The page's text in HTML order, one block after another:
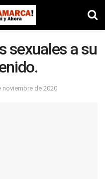
sexuales a su
noviembre de 2020